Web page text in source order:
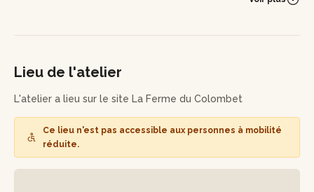
plus près.
Vous pourrez ensuite déguster votre miel d'une toute autre
l'atelier ne sera malheureusement pas maintenu mais
Lieu de l'atelier
L'atelier a lieu sur le site La Ferme du Colombet
Ce lieu n'est pas accessible aux personnes à mobilité
réduite.